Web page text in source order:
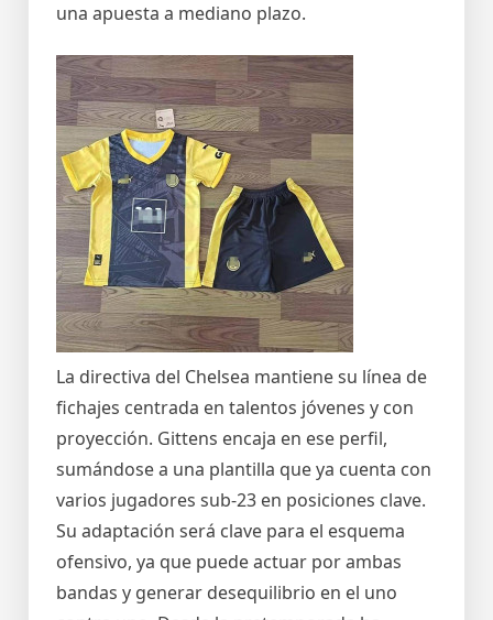
una apuesta a mediano plazo.
La directiva del Chelsea mantiene su línea de
fichajes centrada en talentos jóvenes y con
proyección. Gittens encaja en ese perfil,
sumándose a una plantilla que ya cuenta con
varios jugadores sub-23 en posiciones clave.
Su adaptación será clave para el esquema
ofensivo, ya que puede actuar por ambas
bandas y generar desequilibrio en el uno